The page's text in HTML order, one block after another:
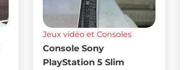
Jeux vidéo et Consoles
Console Sony
PlayStation 5 Slim